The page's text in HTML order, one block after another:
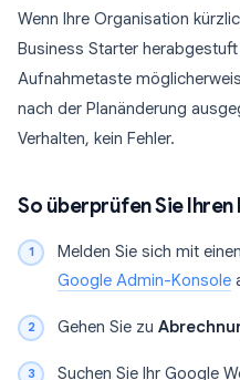
Wenn Ihre Organisation
Business Starter
Aufnahmetaste
nach der Planänderung
Verhalten, kein Fehler.
So überprüfen Sie Ihren
Melden Sie sich mit
Google Admin-Konsole
Gehen Sie zu
Suchen Sie Ihr Google